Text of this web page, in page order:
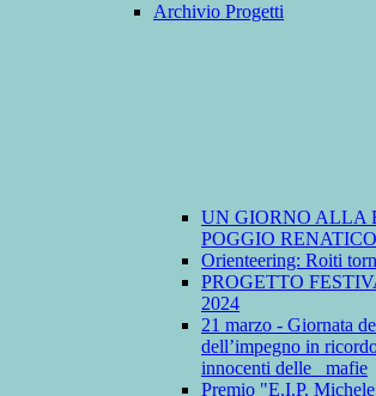
Archivio Progetti
UN GIORNO ALLA
POGGIO RENATICO
Orienteering: Roiti
PROGETTO
2024
21 marzo - Giornata
dell’impegno in
innocenti delle mafie
Premio "E.I.P.